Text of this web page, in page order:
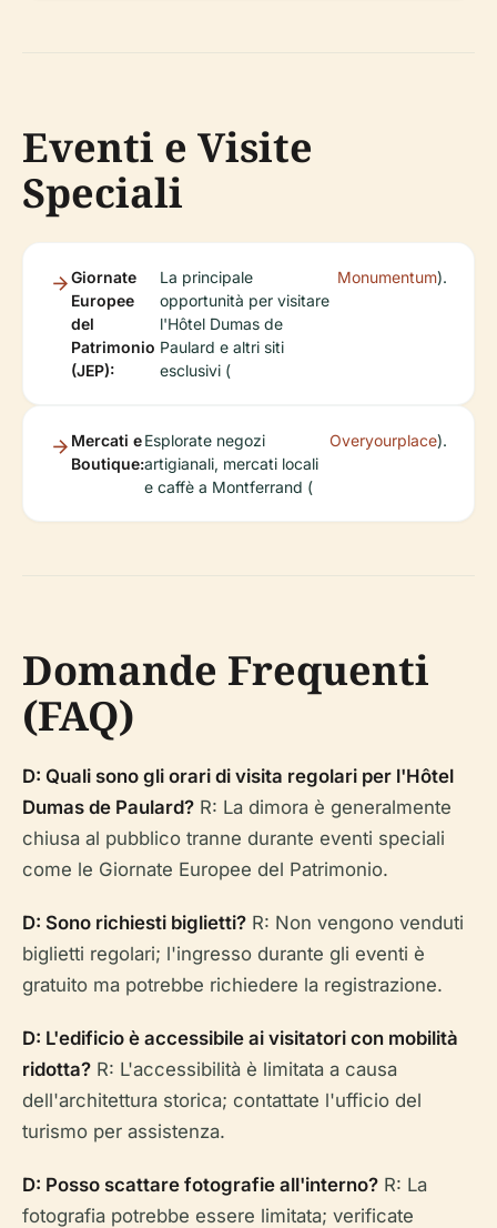
Eventi e Visite
Speciali
Giornate
Europee
del
Patrimonio
(JEP):
La principale
opportunità per visitare
l'Hôtel Dumas de
Paulard e altri siti
esclusivi (
Monumentum).
Mercati e
Boutique:
Esplorate negozi
artigianali, mercati locali
e caffè a Montferrand (
Overyourplace).
Domande Frequenti
(FAQ)
D: Quali sono gli orari di visita regolari per l'Hôtel
Dumas de Paulard? R: La dimora è generalmente
chiusa al pubblico tranne durante eventi speciali
come le Giornate Europee del Patrimonio.
D: Sono richiesti biglietti? R: Non vengono venduti
biglietti regolari; l'ingresso durante gli eventi è
gratuito ma potrebbe richiedere la registrazione.
D: L'edificio è accessibile ai visitatori con mobilità
ridotta? R: L'accessibilità è limitata a causa
dell'architettura storica; contattate l'ufficio del
turismo per assistenza.
D: Posso scattare fotografie all'interno? R: La
fotografia potrebbe essere limitata; verificate